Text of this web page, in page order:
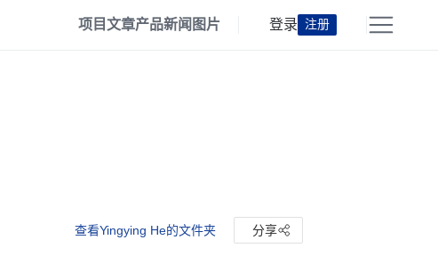
项目文章产品新闻 图片 登录 注册
查看Yingying He的文件夹 分享